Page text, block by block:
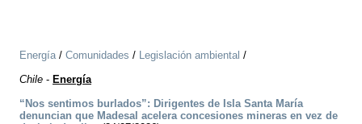
Energía/ Comunidades / Legislación ambiental /
Chile - Energía
“Nos sentimos burlados”: Dirigentes de Isla Santa María
denuncian que Madesal acelera concesiones mineras en vez de